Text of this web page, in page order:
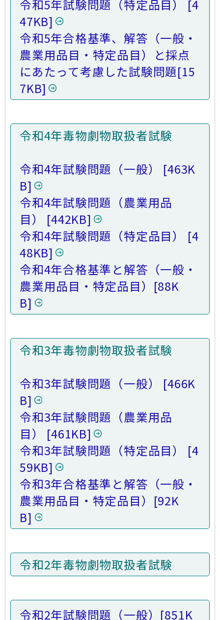
令和5年試験問題（特定品目） [4
47KB]
令和5年合格基準、解答（一般・
農業用品目・特定品目）と採点
にあたって考慮した試験問題[15
7KB]
令和4年毒物劇物取扱者試験
令和4年試験問題（一般） [463K
B]
令和4年試験問題（農業用品
目） [442KB]
令和4年試験問題（特定品目） [4
48KB]
令和4年合格基準と解答（一般・
農業用品目・特定品目） [88K
B]
令和3年毒物劇物取扱者試験
令和3年試験問題（一般） [466K
B]
令和3年試験問題（農業用品
目） [461KB]
令和3年試験問題（特定品目） [4
59KB]
令和3年合格基準と解答（一般・
農業用品目・特定品目） [92K
B]
令和2年毒物劇物取扱者試験
令和2年試験問題（一般） [851K